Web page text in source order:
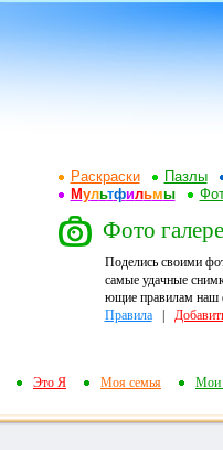
Раскраски
Пазлы
Мультфильмы
Фото
Поделись своими
самые удачные
ющие правилам наш
Правила|
Это Я Моя семья Мои